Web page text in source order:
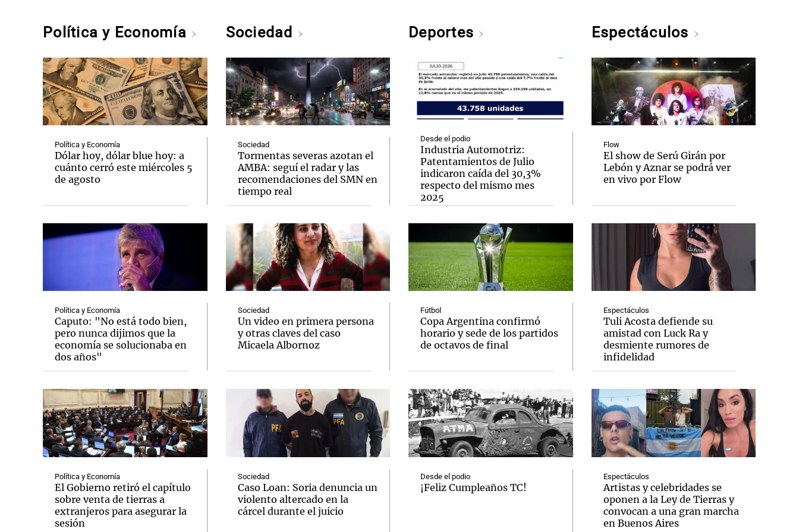
Política y Economía
Política y Economía
Dólar hoy, dólar blue hoy: a
cuánto cerró este miércoles 5
de agosto
Política y Economía
Caputo: "No está todo bien,
pero nunca dijimos que la
economía se solucionaba en
dos años"
Política y Economía
El Gobierno retiró el capítulo
sobre venta de tierras a
extranjeros para asegurar la
sesión
Sociedad
Sociedad
Tormentas severas azotan el
AMBA: seguí el radar y las
recomendaciones del SMN en
tiempo real
Sociedad
Un video en primera persona
y otras claves del caso
Micaela Albornoz
Sociedad
Caso Loan: Soria denuncia un
violento altercado en la
cárcel durante el juicio
Deportes
Desde el podio
Industria Automotriz:
Patentamientos de Julio
indicaron caída del 30,3%
respecto del mismo mes
2025
Fútbol
Copa Argentina confirmó
horario y sede de los partidos
de octavos de final
Desde el podio
¡Feliz Cumpleaños TC!
Espectáculos
Flow
El show de Serú Girán por
Lebón y Aznar se podrá ver
en vivo por Flow
Espectáculos
Tuli Acosta defiende su
amistad con Luck Ra y
desmiente rumores de
infidelidad
Espectáculos
Artistas y celebridades se
oponen a la Ley de Tierras y
convocan a una gran marcha
en Buenos Aires
Notas Notas
El huracán de Arequito Cadena 3 en Groenlandia
Notas